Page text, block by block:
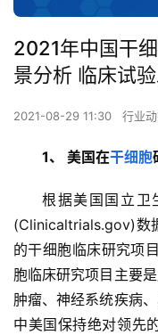
2021年中国干
景分析 临床试
2021-08-29 11:30 行业
1、 美国在干细胞
根据美国国立卫
(Clinicaltrials.gov)数
的干细胞临床研究项
胞临床研究项目主要
肿瘤、神经系统疾病
中美国保持绝对领先